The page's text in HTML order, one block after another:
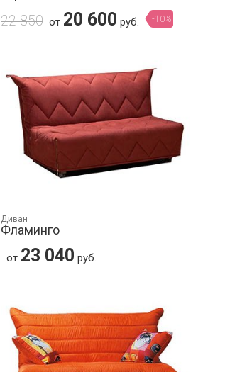
22 850 от 20 600 руб. -10%
Диван
Фламинго
от 23 040 руб.